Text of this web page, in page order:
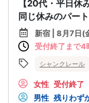
【20代・平日休
同じ休みのパー
新宿 | 8月7日(
受付終了まで4
シャンクレール
女性 受付終了
男性 残りわず